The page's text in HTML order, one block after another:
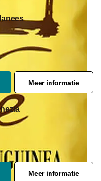
Meer informatie
Meer informatie